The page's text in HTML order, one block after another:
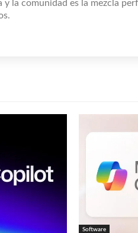
y la comunidad es la mezcla
Software